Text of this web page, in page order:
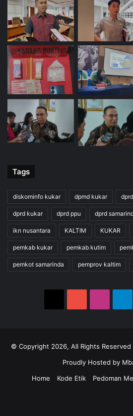
Tags
diskominfo kukar dpmd kukar
dprd kukar dprd ppu dprd
ikn nusantara KALTIM KUKAR
pemkab kukar pemkab kutim
pemkot samarinda pemprov kaltim
© Copyright 2026, All Rights
Proudly Hosted by
Home
Kode Etik Pedoman